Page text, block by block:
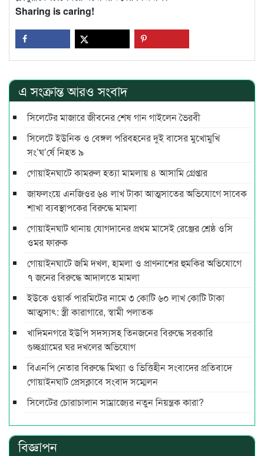
Sharing is caring!
এ সংক্রান্ত আরও সংবাদ
সিলেটের মাজারে জীবনের শেষ গান গাইলেন ভৈরবী
সিলেটে ইউনিক ও বেঙ্গল পরিবহনের দুই বাসের মুখোমুখি
সং’ঘ’র্ষে নিহত ৯
গোয়াইনঘাটে কামরুল হত্যা মামলায় ৪ আসামি গ্রেপ্তার
জাফলংয়ে এনজিওর ৬৪ লাখ টাকা আত্মসাতের অভিযোগে সাবেক
শাখা ব্যবস্থাপকের বিরুদ্ধে মামলা
গোয়াইনঘাট থানায় যোগদানের প্রথম মাসেই রেঞ্জের শ্রেষ্ঠ ওসি
ওমর ফারুক
গোয়াইনঘাটে জমি দখল, হামলা ও প্রাণনাশের হুমকির অভিযোগে
৭ জনের বিরুদ্ধে আদালতে মামলা
ইউকে ওয়ার্ক পারমিটের নামে ৩ কোটি ৬০ লাখ কোটি টাকা
আত্মসাৎ: স্ত্রী কারাগারে, স্বামী পলাতক
খাদিমনগরে ইউপি সদস্যসহ তিনজনের বিরুদ্ধে সরকারি
গুচ্ছগ্রামের ঘর দখলের অভিযোগ
বিএনপি নেতার বিরুদ্ধে মিথ্যা ও ভিত্তিহীন সংবাদের প্রতিবাদে
গোয়াইনঘাট প্রেসক্লাবে সংবাদ সম্মেলন
সিলেটের চোরাচালান সাম্রাজ্যের নতুন নিয়ন্ত্রক কারা?
বিজ্ঞাপন